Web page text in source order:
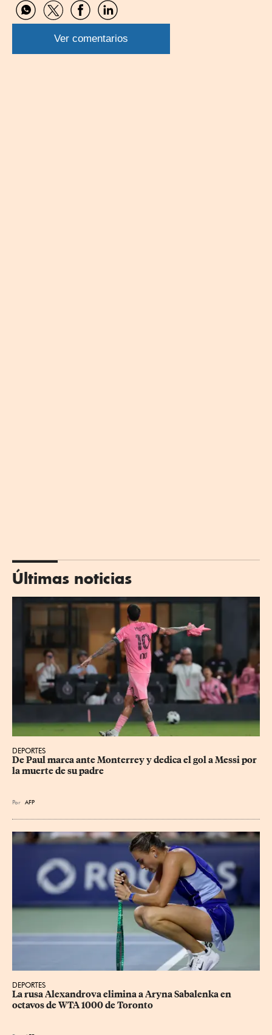
Compartir
por
WhatsApp
Compartir
por
Twitter
Compartir
por
Facebook
Compartir
por
Linkedin
Ver comentarios
Últimas noticias
DEPORTES
De Paul marca ante Monterrey y dedica el gol a Messi por
la muerte de su padre
Por AFP
DEPORTES
La rusa Alexandrova elimina a Aryna Sabalenka en
octavos de WTA 1000 de Toronto